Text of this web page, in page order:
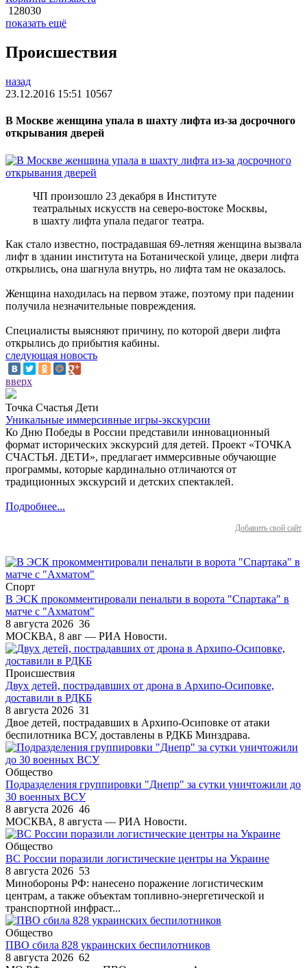
128030
показать ещё
Происшествия
назад
23.12.2016 15:51 10567
В Москве женщина упала в шахту лифта из-за досрочного
открывания дверей
ЧП произошло 23 декабря в Институте
театральных искусств на северо-востоке Москвы,
в шахту лифта упала педагог театра.
Как стало известно, пострадавшая 69-летняя женщина вызвала
лифт в здании института на Ботанической улице, двери лифта
открылись, она шагнула внутрь, но лифта там не оказалось.
Женщина находилась на первом этаже, поэтому при падении
получила незначительные повреждения.
Специалисты выясняют причину, по которой двери лифта
открылись до прибытия кабины.
следующая новость
вверх
Точка Счастья Дети
Уникальные иммерсивные игры-экскурсии
Ко Дню Победы в России представили инновационный
формат исторических экскурсий для детей. Проект «ТОЧКА
СЧАСТЬЯ. ДЕТИ», предлагает иммерсивные обучающие
программы, которые кардинально отличаются от
традиционных экскурсий и детских спектаклей.
Подробнее...
Добавить свой сайт
Спорт
В ЭСК прокомментировали пенальти в ворота "Спартака" в
матче с "Ахматом"
8 августа 2026 36
МОСКВА, 8 авг — РИА Новости.
Происшествия
Двух детей, пострадавших от дрона в Архипо-Осиповке,
доставили в РДКБ
8 августа 2026 31
Двое детей, пострадавших в Архипо-Осиповке от атаки
беспилотника ВСУ, доставлены в РДКБ Минздрава.
Общество
Подразделения группировки "Днепр" за сутки уничтожили до
30 военных ВСУ
8 августа 2026 46
МОСКВА, 8 августа — РИА Новости.
Общество
ВС России поразили логистические центры на Украине
8 августа 2026 53
Минобороны РФ: нанесено поражение логистическим
центрам, а также объектам топливно-энергетической и
транспортной инфраст...
Общество
ПВО сбила 828 украинских беспилотников
8 августа 2026 62